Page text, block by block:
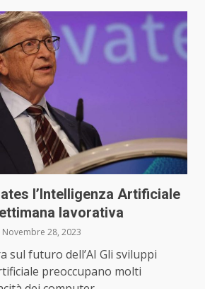
l’Intelligenza Artificiale
lavorativa
Novembre 28, 2023
sul futuro dell’AI Gli sviluppi
preoccupano molti